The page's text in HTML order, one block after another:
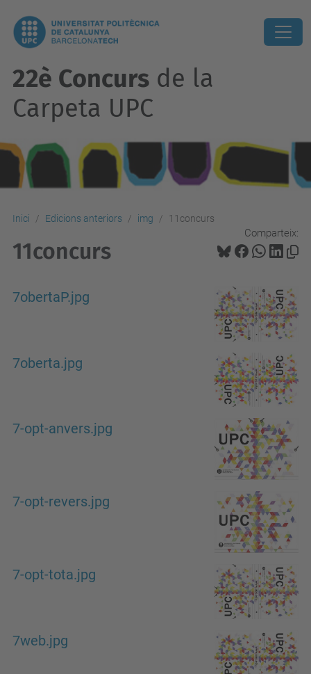
22è Concurs de la
Carpeta UPC
Inici Edicions anteriors img 11concurs
Comparteix:
11concurs
7obertaP.jpg
7oberta.jpg
7-opt-anvers.jpg
7-opt-revers.jpg
7-opt-tota.jpg
7web.jpg